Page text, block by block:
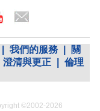
我們的服務
關
澄清與更正
倫理
©2002-2026